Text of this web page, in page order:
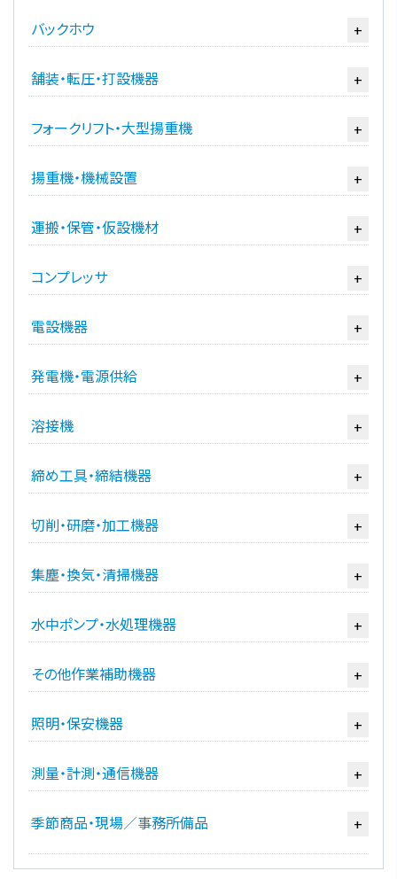
バックホウ +
舗装・転圧・打設機器 +
フォークリフト・大型揚重機 +
揚重機・機械設置 +
運搬・保管・仮設機材 +
コンプレッサ +
電設機器 +
発電機・電源供給 +
溶接機 +
締め工具・締結機器 +
切削・研磨・加工機器 +
集塵・換気・清掃機器 +
水中ポンプ・水処理機器 +
その他作業補助機器 +
照明・保安機器 +
測量・計測・通信機器 +
季節商品・現場／事務所備品 +